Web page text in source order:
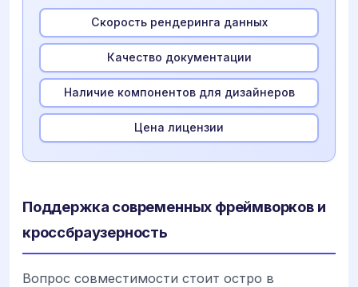
Скорость рендеринга данных
Качество документации
Наличие компонентов для дизайнеров
Цена лицензии
Поддержка современных фреймворков и
кроссбраузерность
Вопрос совместимости стоит остро в